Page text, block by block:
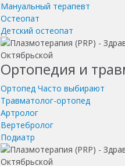
Мануальный терапевт
Остеопат
Детский остеопат
Ортопедия и
Ортопед Часто выбирают
Травматолог-ортопед
Артролог
Вертебролог
Подиатр